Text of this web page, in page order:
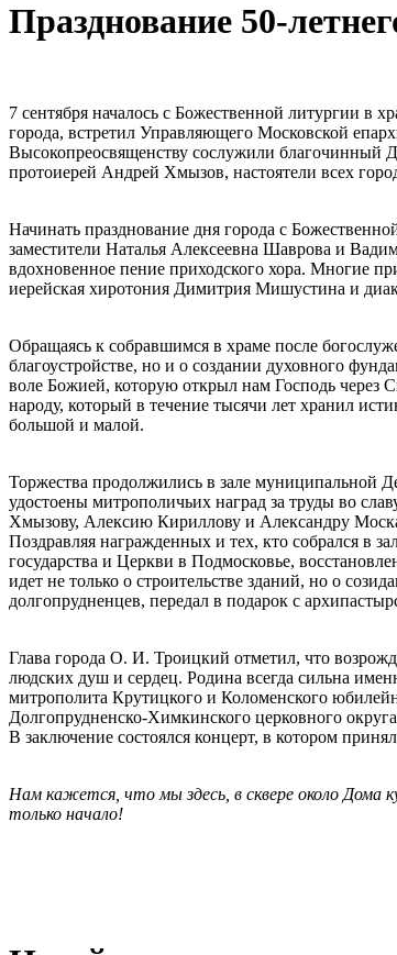
Празднование 50-
7 сентября началось с Божественной литургии
города, встретил Управляющего Московской
Высокопреосвященству сослужили благочинный
протоиерей Андрей Хмызов, настоятели всех
Начинать празднование дня города с
заместители Наталья Алексеевна Шаврова и
вдохновенное пение приходского хора. Многие
иерейская хиротония Димитрия Мишустина и
Обращаясь к собравшимся в храме после
благоустройстве, но и о создании духовного
воле Божией, которую открыл нам Господь через
народу, который в течение тысячи лет хранил
большой и малой.
Торжества продолжились в зале муниципальной
удостоены митрополичьих наград за труды во
Хмызову, Алексию Кириллову и Александру
Поздравляя награжденных и тех, кто собрался в
государства и Церкви в Подмосковье,
идет не только о строительстве зданий, но о
долгопрудненцев, передал в подарок с
Глава города О. И. Троицкий отметил, что
людских душ и сердец. Родина всегда сильна
митрополита Крутицкого и Коломенского
Долгопрудненско-Химкинского церковного
В заключение состоялся концерт, в котором
Нам кажется, что мы здесь, в сквере около Дома
только начало!